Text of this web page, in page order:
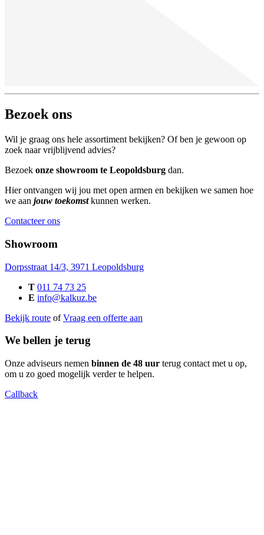
Bezoek ons
Wil je graag ons hele assortiment bekijken? Of ben je gewoon op
zoek naar vrijblijvend advies?
Bezoek onze showroom te Leopoldsburg dan.
Hier ontvangen wij jou met open armen en bekijken we samen hoe
we aan jouw toekomstkunnen werken.
Contacteer ons
Showroom
Dorpsstraat 14/3, 3971 Leopoldsburg
T 011 74 73 25
E info@kalkuz.be
Bekijk route ofVraag een offerte aan
We bellen je terug
Onze adviseurs nemen binnen de 48 uur terug contact met u op,
om u zo goed mogelijk verder te helpen.
Callback